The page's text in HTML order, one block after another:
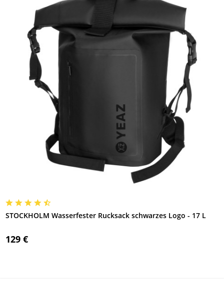
STOCKHOLM Wasserfester Rucksack schwarzes Logo - 17 L
129 €